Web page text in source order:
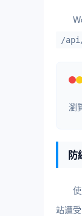
/
瀏
防
站遭